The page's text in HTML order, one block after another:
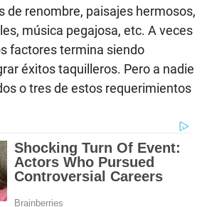
de renombre, paisajes hermosos,
música pegajosa, etc. A veces
factores termina siendo
éxitos taquilleros. Pero a nadie
o tres de estos requerimientos